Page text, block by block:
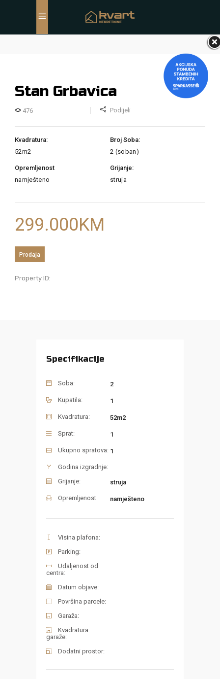
Stan Grbavica
476 Podijeli
Kvadratura:
52m2
Broj Soba:
2 (soban)
Opremljenost
namješteno
Grijanje:
struja
299.000KM
Prodaja
Property ID:
Specifikacije
Soba: 2
Kupatila: 1
Kvadratura: 52m2
Sprat: 1
Ukupno spratova: 1
Godina izgradnje:
Grijanje:
struja
Opremljenost namješteno
Visina plafona:
Parking:
Udaljenost od
centra:
Datum objave:
Površina parcele:
Garaža:
Kvadratura
garaže:
Dodatni prostor: